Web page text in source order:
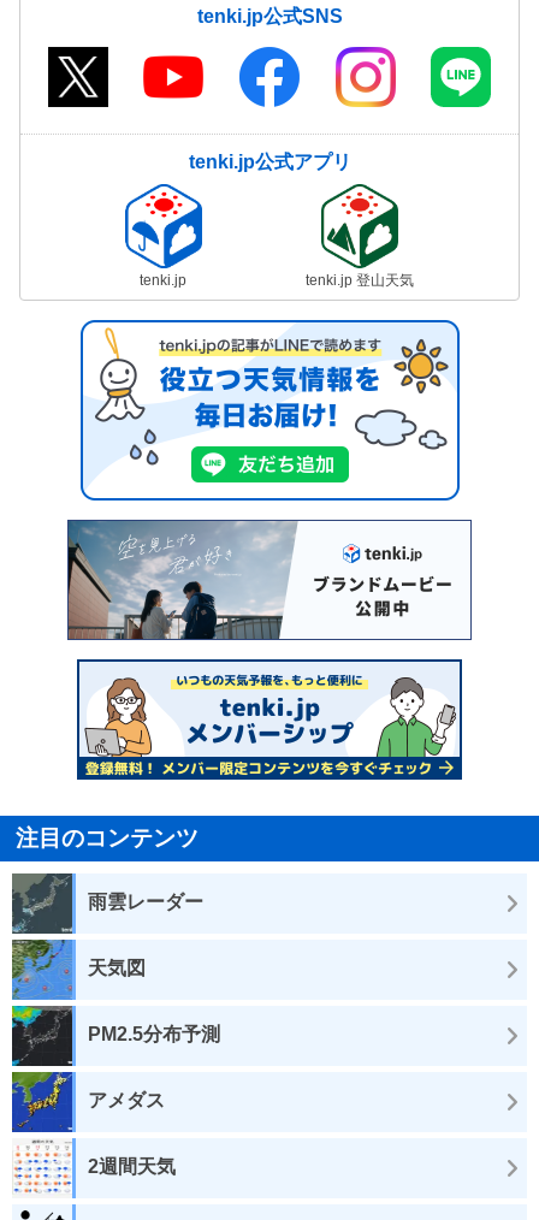
tenki.jp公式SNS
tenki.jp公式アプリ
tenki.jp tenki.jp 登山天気
注目のコンテンツ
雨雲レーダー
天気図
PM2.5分布予測
アメダス
2週間天気